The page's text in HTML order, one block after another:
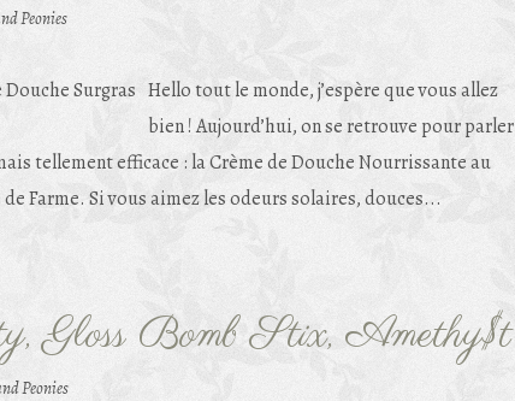
Peonies
Hello tout le monde, j’espère que vous allez
bien ! Aujourd’hui, on se retrouve pour parler
tellement efficace : la Crème de Douche Nourrissante au
Farme. Si vous aimez les odeurs solaires, douces...
Gloss Bomb Stix, Amethy$t
Peonies